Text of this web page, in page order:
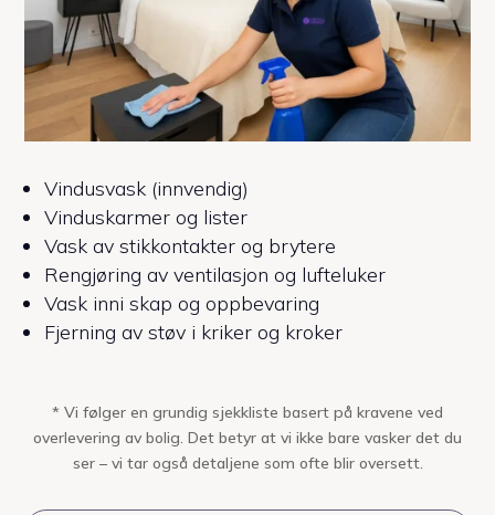
Vindusvask (innvendig)
Vinduskarmer og lister
Vask av stikkontakter og brytere
Rengjøring av ventilasjon og lufteluker
Vask inni skap og oppbevaring
Fjerning av støv i kriker og kroker
* Vi følger en grundig sjekkliste basert på kravene ved
overlevering av bolig. Det betyr at vi ikke bare vasker det du
ser – vi tar også detaljene som ofte blir oversett.